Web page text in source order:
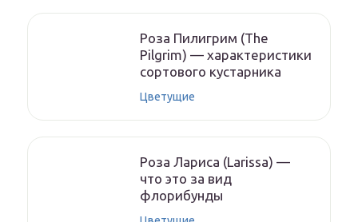
Роза Пилигрим (The
Pilgrim) — характеристики
сортового кустарника
Цветущие
Роза Лариса (Larissa) —
что это за вид
флорибунды